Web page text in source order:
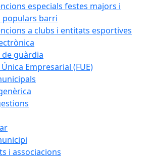
especials festes majors i
populars barri
a clubs i entitats esportives
de guàrdia
Empresarial (FUE)
i associacions